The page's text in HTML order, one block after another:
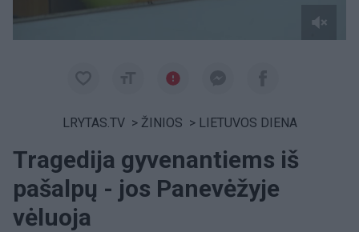
LRYTAS.TV > ŽINIOS > LIETUVOS DIENA
Tragedija gyvenantiems iš
pašalpų - jos Panevėžyje
vėluoja